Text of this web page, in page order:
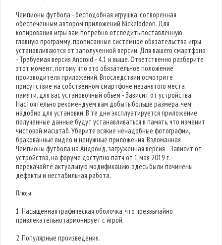
Чемпионы футбола - бесподобная игрушка, сотворенная
обеспеченным автором приложений Nickelodeon. Для
копирования игры вам потребно отследить поставленную
главную программу, прописанные системное обязательства игры
устанавливаются от заполученной версии. Для вашего смартфона
- Требуемая версия Android - 4.1 и выше. Ответственно разберите
этот момент, потому что это обязательное положение
производителя приложений. Впоследствии осмотрите
присутствие на собственном смартфоне незанятого места
памяти, для вас установочный объем - Зависит от устройства.
Настоятельно рекомендуем вам добыть больше размера, чем
надобно для установки. В те дни эксплуатируется приложение
полученные данные будут устанавливаться в память, что изменит
чистовой масштаб. Уберите всякие ненадобные фотографии,
бракованные видео и ненужные приложения. Взломанная
Чемпионы футбола на Андроид, загруженная версия - Зависит от
устройства, на форуме доступно патч от 1 мая 2019 г. -
перекачайте актуальную модификацию, здесь были починены
дефекты и нестабильная работа.
Плюсы:
1. Насыщенная графическая оболочка, что чрезвычайно
привлекательно гармонирует с игрой.
2. Популярные произведения.